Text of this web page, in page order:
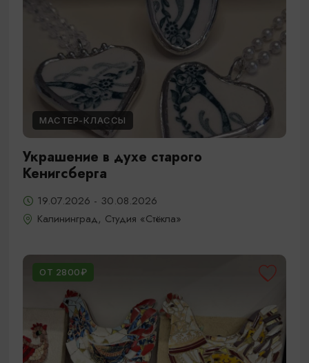
МАСТЕР-КЛАССЫ
Украшение в духе старого
Кенигсберга
19.07.2026 - 30.08.2026
Калининград, Студия «Стёкла»
ОТ 2800₽